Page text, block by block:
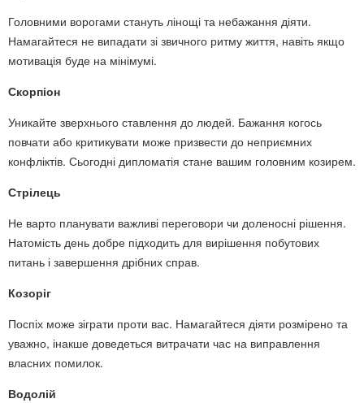
Головними ворогами стануть лінощі та небажання діяти.
Намагайтеся не випадати зі звичного ритму життя, навіть якщо
мотивація буде на мінімумі.
Скорпіон
Уникайте зверхнього ставлення до людей. Бажання когось
повчати або критикувати може призвести до неприємних
конфліктів. Сьогодні дипломатія стане вашим головним козирем.
Стрілець
Не варто планувати важливі переговори чи доленосні рішення.
Натомість день добре підходить для вирішення побутових
питань і завершення дрібних справ.
Козоріг
Поспіх може зіграти проти вас. Намагайтеся діяти розмірено та
уважно, інакше доведеться витрачати час на виправлення
власних помилок.
Водолій